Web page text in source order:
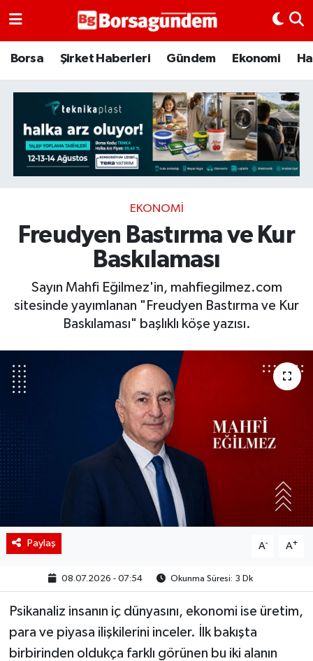
Borsa Şirket Haberleri Gündem Ekonomi
EKONOMI
Freudyen Bastırma ve Kur
Baskılaması
Sayın Mahfi Eğilmez'in, mahfiegilmez.com
sitesinde yayımlanan "Freudyen Bastırma ve Kur
Baskılaması" başlıklı köşe yazısı.
Paylaş A- A+
08.07.2026 - 07:54 Okunma Süresi: 3 Dk
Psikanaliz insanın iç dünyasını, ekonomi ise üretim,
para ve piyasa ilişkilerini inceler. İlk bakışta
birbirinden oldukça farklı görünen bu iki alanın
Borsa
Emtia
Galeri
Bitcoin
Şirket Haberleri
Borsa Gundem
Coin Isı Haritası
Ekonomik Takvim
Kiripto Para Piyasası
İletişim